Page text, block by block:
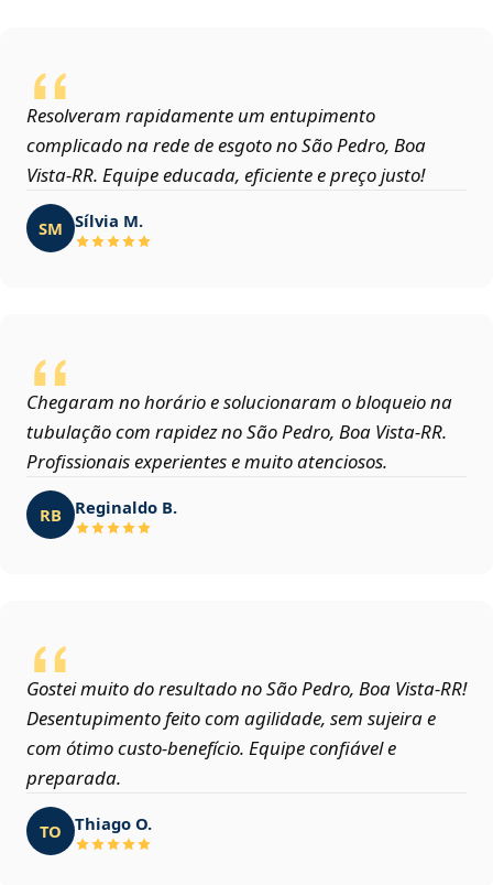
Resolveram rapidamente um entupimento
complicado na rede de esgoto no São Pedro, Boa
Vista‑RR. Equipe educada, eficiente e preço justo!
SM Sílvia M.
Chegaram no horário e solucionaram o bloqueio na
tubulação com rapidez no São Pedro, Boa Vista‑RR.
Profissionais experientes e muito atenciosos.
RB Reginaldo B.
Gostei muito do resultado no São Pedro, Boa Vista‑RR!
Desentupimento feito com agilidade, sem sujeira e
com ótimo custo-benefício. Equipe confiável e
preparada.
TO Thiago O.